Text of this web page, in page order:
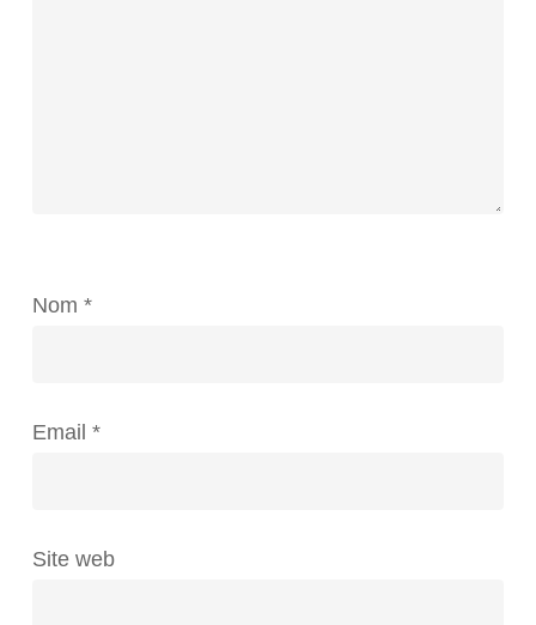
Nom *
Email *
Site web